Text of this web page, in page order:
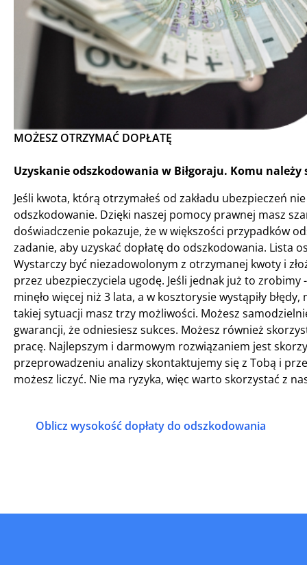
MOŻESZ OTRZYMAĆ DOPŁATĘ
Uzyskanie odszkodowania w Biłgoraju. Komu należy
Jeśli kwota, którą otrzymałeś od zakładu ubezpieczeń
odszkodowanie. Dzięki naszej pomocy prawnej masz
doświadczenie pokazuje, że w większości przypadków
zadanie, aby uzyskać dopłatę do odszkodowania. Lista
Wystarczy być niezadowolonym z otrzymanej kwoty i
przez ubezpieczyciela ugodę. Jeśli jednak już to
minęło więcej niż 3 lata, a w kosztorysie wystąpiły
takiej sytuacji masz trzy możliwości. Możesz
gwarancji, że odniesiesz sukces. Możesz również
pracę. Najlepszym i darmowym rozwiązaniem jest
przeprowadzeniu analizy skontaktujemy się z Tobą i
możesz liczyć. Nie ma ryzyka, więc warto skorzystać z
Oblicz wysokość dopłaty do odszkodowania